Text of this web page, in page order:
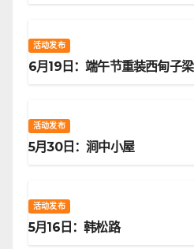
活动发布
6月19日：端午节重装西甸子梁
活动发布
5月30日：涧中小屋
活动发布
5月16日：韩松路